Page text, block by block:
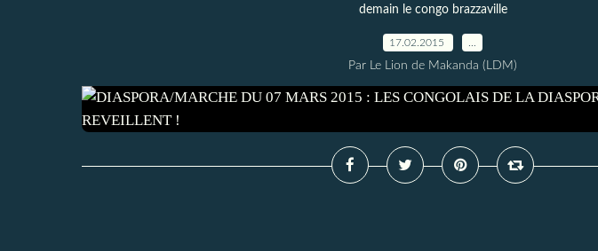
demain le congo brazzaville
17.02.2015
Par Le Lion de Makanda (LDM)